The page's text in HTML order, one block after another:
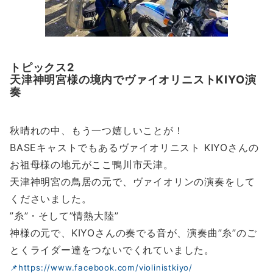
トピックス2
天津神明宮様の境内でヴァイオリニストKIYO演
奏
秋晴れの中、もう一つ嬉しいことが！
BASEキャストでもあるヴァイオリニスト KIYOさんの
お祖母様の地元がここ鴨川市天津。
天津神明宮の鳥居の元で、ヴァイオリンの演奏をして
くださいました。
”糸”・そして”情熱大陸”
神様の元で、KIYOさんの奏でる音が、演奏曲”糸”のご
とくライダー達をつないでくれていました。
📌https://www.facebook.com/violinistkiyo/